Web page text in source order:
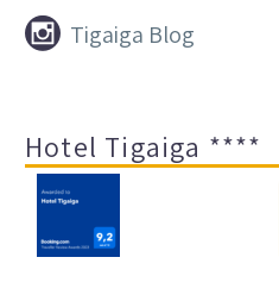

 Tigaiga Blog
Hotel Tigaiga ****